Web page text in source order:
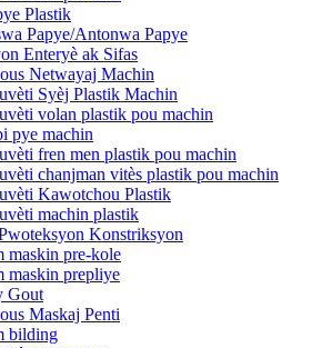
Plastik
Papye/Antonwa Papye
Enteryè ak Sifas
Netwayaj Machin
Syèj Plastik Machin
volan plastik pou machin
pye machin
fren men plastik pou machin
chanjman vitès plastik pou machin
Kawotchou Plastik
machin plastik
Konstriksyon
maskin pre-kole
maskin prepliye
Gout
Maskaj Penti
bilding